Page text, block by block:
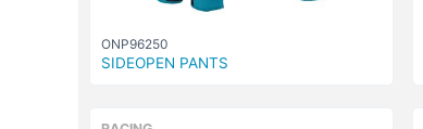
ONP96250
SIDEOPEN PANTS